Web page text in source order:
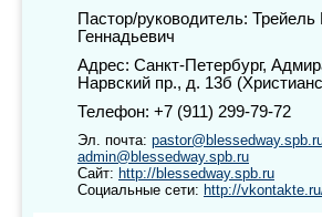
Пастор/руководитель: Трейель
Геннадьевич
Адрес: Санкт-Петербург,
Нарвский пр., д. 13б
Телефон: +7 (911) 299-79-72
Эл. почта:
admin@blessedway.spb.ru
Сайт: http://blessedway.spb.ru
Социальные сети: http://